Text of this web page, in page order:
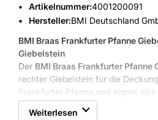
Artikelnummer:4001200091
Hersteller:BMI Deutschland
BMI Braas Frankfurter Pfanne
Giebelstein
Der BMI Braas Frankfurter Pfanne
rechter Giebelstein für die
Frankfurter Pfanne und eignet
Dacheindeckungen.
Passgenauer Giebelstein für
Weiterlesen